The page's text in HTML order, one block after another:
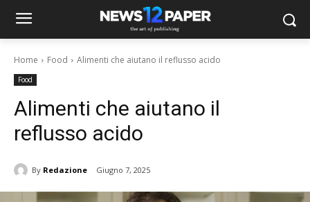
Home Food Alimenti che aiutano il reflusso acido
Food
Alimenti che aiutano il
reflusso acido
By Redazione Giugno 7, 2025